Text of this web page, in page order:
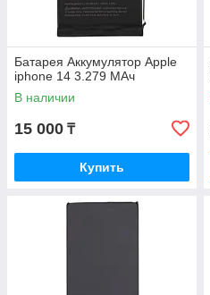
Батарея Аккумулятор Apple
iphone 14 3.279 МАч
В наличии
15 000 ₸
Купить